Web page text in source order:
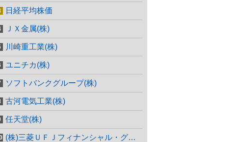
日経平均株価
ＪＸ金属(株)
川崎重工業(株)
ユニチカ(株)
ソフトバンクグループ(株)
古河電気工業(株)
任天堂(株)
(株)三菱ＵＦＪフィナンシャル・グループ